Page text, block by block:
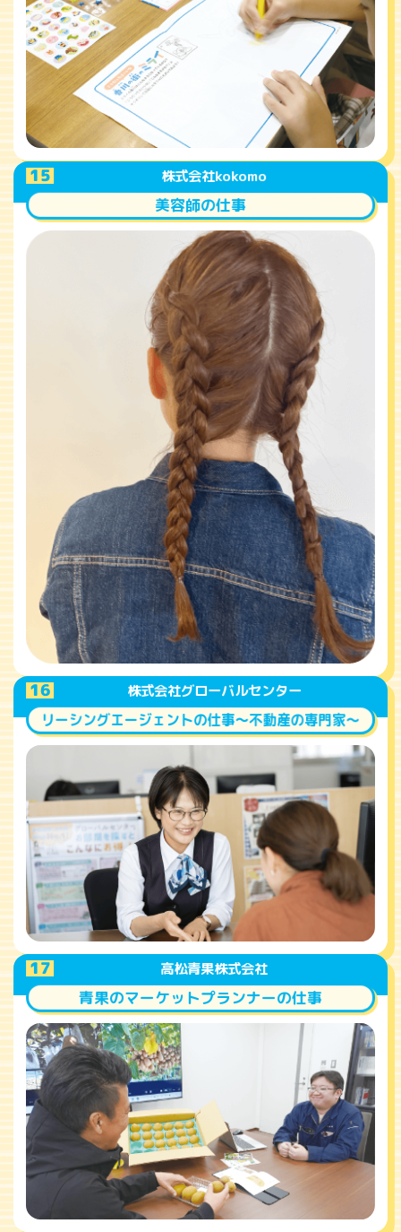
A15 株式会社kokomo
美容師の仕事
A16 株式会社グローバルセンター
リーシングエージェントの仕事～不動産の専門家～
A17 高松青果株式会社
青果のマーケットプランナーの仕事